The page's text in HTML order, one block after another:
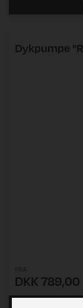
Dykpumpe
DKK 789,00